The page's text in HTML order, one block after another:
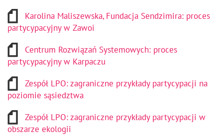
Karolina Maliszewska, Fundacja Sendzimira: proces
partycypacyjny w Zawoi
Centrum Rozwiązań Systemowych: proces
partycypacyjny w Karpaczu
Zespół LPO: zagraniczne przykłady partycypacji na
poziomie sąsiedztwa
Zespół LPO: zagraniczne przykłady partycypacji w
obszarze ekologii